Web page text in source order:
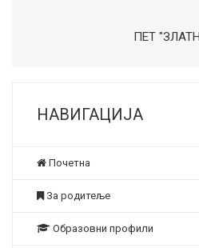
ПЕТ
НАВИГАЦИЈА
Почетна
За родитеље
Образовни профили